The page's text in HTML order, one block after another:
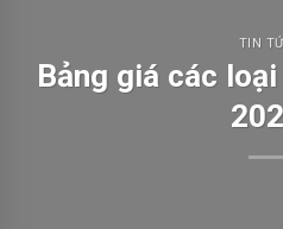
TIN
Bảng giá các